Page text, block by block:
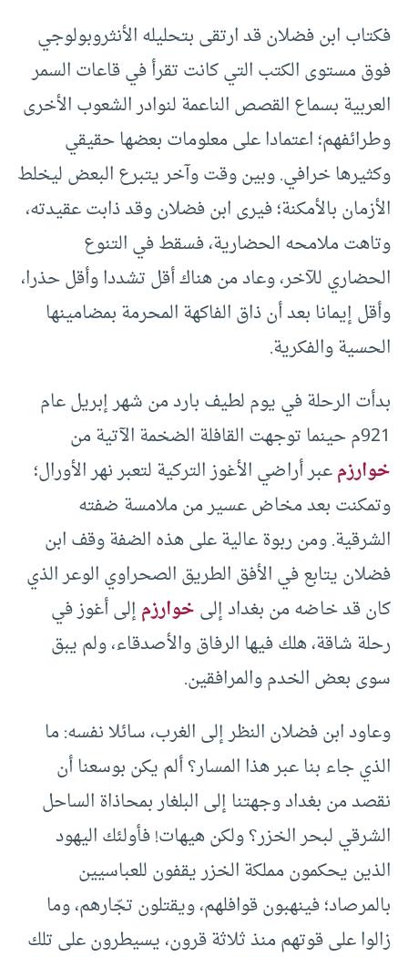
فكتاب ابن فضلان قد ارتقى بتحليله الأنثروبولوجي
فوق مستوى الكتب التي كانت تقرأ في قاعات السمر
العربية بسماع القصص الناعمة لنوادر الشعوب الأخرى
وطرائفهم؛ اعتمادا على معلومات بعضها حقيقي
وكثيرها خرافي. وبين وقت وآخر يتبرع البعض ليخلط
الأزمان بالأمكنة؛ فيرى ابن فضلان وقد ذابت عقيدته،
وتاهت ملامحه الحضارية، فسقط في التنوع
الحضاري للآخر، وعاد من هناك أقل تشددا وأقل حذرا،
وأقل إيمانا بعد أن ذاق الفاكهة المحرمة بمضامينها
الحسية والفكرية.
بدأت الرحلة في يوم لطيف بارد من شهر إبريل عام
921م حينما توجهت القافلة الضخمة الآتية من
خوارزمعبر أراضي الأغوز التركية لتعبر نهر الأورال؛
وتمكنت بعد مخاض عسير من ملامسة ضفته
الشرقية. ومن ربوة عالية على هذه الضفة وقف ابن
فضلان يتابع في الأفق الطريق الصحراوي الوعر الذي
كان قد خاضه من بغداد إلىخوارزمإلى أغوز في
رحلة شاقة، هلك فيها الرفاق والأصدقاء، ولم يبق
سوى بعض الخدم والمرافقين.
وعاود ابن فضلان النظر إلى الغرب، سائلا نفسه: ما
الذي جاء بنا عبر هذا المسار؟ ألم يكن بوسعنا أن
نقصد من بغداد وجهتنا إلى البلغار بمحاذاة الساحل
الشرقي لبحر الخزر؟ ولكن هيهات! فأولئك اليهود
الذين يحكمون مملكة الخزر يقفون للعباسيين
بالمرصاد؛ فينهبون قوافلهم، ويقتلون تجّارهم، وما
زالوا على قوتهم منذ ثلاثة قرون، يسيطرون على تلك